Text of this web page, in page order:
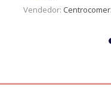
Vendedor: Centrocomercialdigital